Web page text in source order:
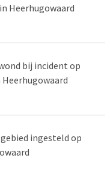
Heerhugowaard
bij incident op
ingesteld op